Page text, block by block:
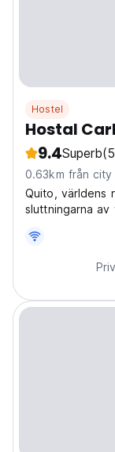
Hostel
Hostal
9.4Superb
0.63km från city
Quito, världens
sluttningarna av
kulturarvsskatt